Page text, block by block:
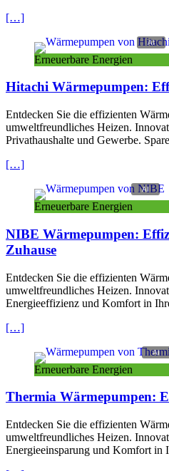
[…]
Erneuerbare Energien
Hitachi Wärmepumpen:
Entdecken Sie die effizienten
umweltfreundliches Heizen.
Privathaushalte und Gewerbe.
[…]
Erneuerbare Energien
NIBE Wärmepumpen:
Zuhause
Entdecken Sie die effizienten
umweltfreundliches Heizen.
Energieeffizienz und Komfort in
[…]
Erneuerbare Energien
Thermia Wärmepumpen:
Entdecken Sie die effizienten
umweltfreundliches Heizen.
Energieeinsparung und Komfort in